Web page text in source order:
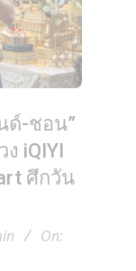
ด์-ชอน”
iQIYI
ศึกวัน
On: